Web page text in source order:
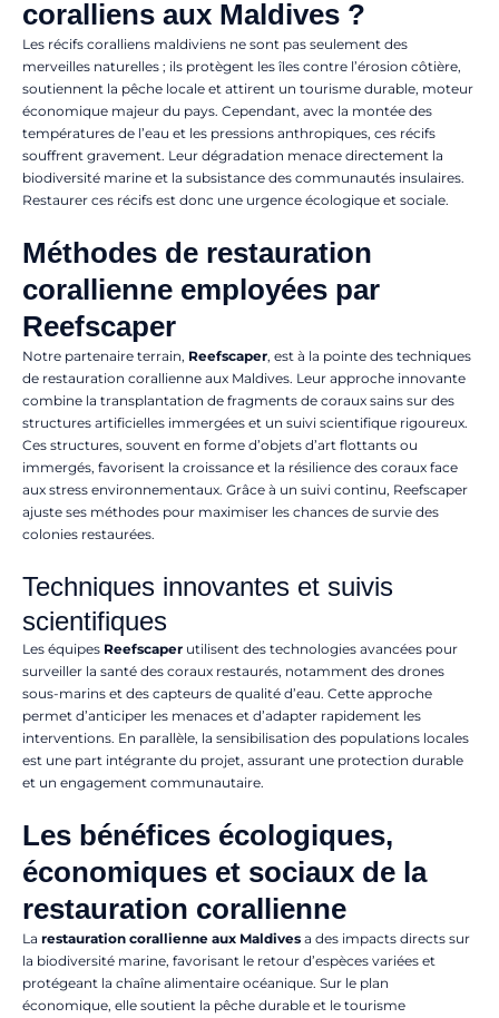
coralliens aux Maldives ?
Les récifs coralliens maldiviens ne sont pas seulement des
merveilles naturelles ; ils protègent les îles contre l’érosion côtière,
soutiennent la pêche locale et attirent un tourisme durable, moteur
économique majeur du pays. Cependant, avec la montée des
températures de l’eau et les pressions anthropiques, ces récifs
souffrent gravement. Leur dégradation menace directement la
biodiversité marine et la subsistance des communautés insulaires.
Restaurer ces récifs est donc une urgence écologique et sociale.
Méthodes de restauration
corallienne employées par
Reefscaper
Notre partenaire terrain, Reefscaper, est à la pointe des techniques
de restauration corallienne aux Maldives. Leur approche innovante
combine la transplantation de fragments de coraux sains sur des
structures artificielles immergées et un suivi scientifique rigoureux.
Ces structures, souvent en forme d’objets d’art flottants ou
immergés, favorisent la croissance et la résilience des coraux face
aux stress environnementaux. Grâce à un suivi continu, Reefscaper
ajuste ses méthodes pour maximiser les chances de survie des
colonies restaurées.
Techniques innovantes et suivis
scientifiques
Les équipes Reefscaper utilisent des technologies avancées pour
surveiller la santé des coraux restaurés, notamment des drones
sous-marins et des capteurs de qualité d’eau. Cette approche
permet d’anticiper les menaces et d’adapter rapidement les
interventions. En parallèle, la sensibilisation des populations locales
est une part intégrante du projet, assurant une protection durable
et un engagement communautaire.
Les bénéfices écologiques,
économiques et sociaux de la
restauration corallienne
La restauration corallienne aux Maldives a des impacts directs sur
la biodiversité marine, favorisant le retour d’espèces variées et
protégeant la chaîne alimentaire océanique. Sur le plan
économique, elle soutient la pêche durable et le tourisme